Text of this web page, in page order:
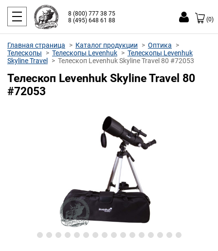
8 (800) 777 38 75
8 (495) 648 61 88
(0)
Главная страница Каталог продукции
Оптика
Телескопы
Телескопы Levenhuk
Телескопы Levenhuk
Skyline Travel
Телескоп Levenhuk Skyline Travel 80 #72053
Телескоп Levenhuk Skyline Travel 80
#72053